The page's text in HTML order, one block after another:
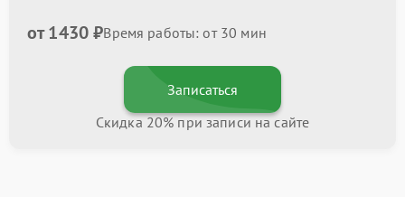
от 1430 ₽Время работы: от 30 мин
Записаться
Скидка 20% при записи на сайте